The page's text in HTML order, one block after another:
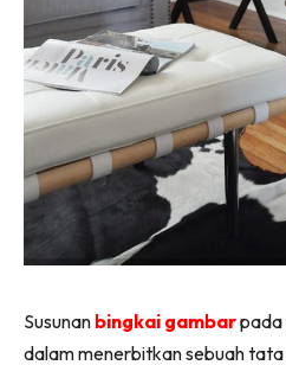
Lahar Dekor
Sembang Dekor
Sembang Laman
Tip Impiana
Tip Laman
Susunan bingkai gambarpada
dalam menerbitkan sebuah tata